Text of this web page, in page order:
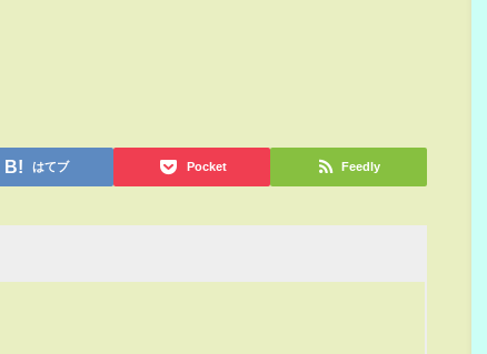
はてブ Pocket Feedly